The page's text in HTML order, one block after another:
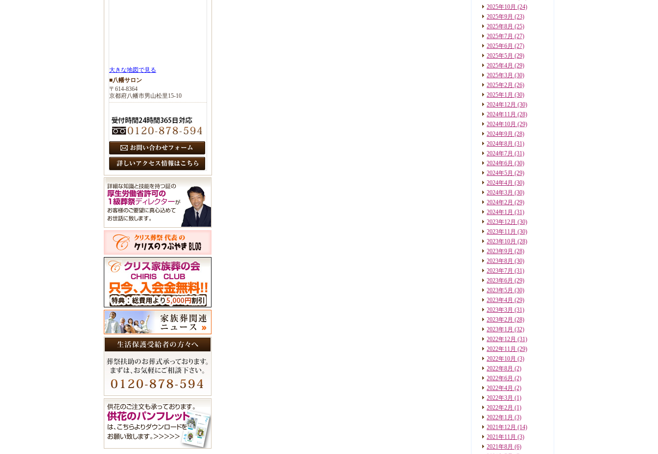
2025年10月 (24)
2025年9月 (23)
2025年8月 (25)
2025年7月 (27)
2025年6月 (27)
2025年5月 (29)
2025年4月 (29)
2025年3月 (30)
2025年2月 (26)
2025年1月 (30)
2024年12月 (30)
2024年11月 (28)
2024年10月 (29)
2024年9月 (28)
2024年8月 (31)
2024年7月 (31)
2024年6月 (30)
2024年5月 (29)
2024年4月 (30)
2024年3月 (30)
2024年2月 (29)
2024年1月 (31)
2023年12月 (30)
2023年11月 (30)
2023年10月 (28)
2023年9月 (28)
2023年8月 (30)
2023年7月 (31)
2023年6月 (29)
2023年5月 (30)
2023年4月 (29)
2023年3月 (31)
2023年2月 (28)
2023年1月 (32)
2022年12月 (31)
2022年11月 (29)
2022年10月 (3)
2022年8月 (2)
2022年6月 (2)
2022年4月 (2)
2022年3月 (1)
2022年2月 (1)
2022年1月 (3)
2021年12月 (14)
2021年11月 (3)
2021年8月 (6)
大きな地図で見る
■八幡サロン
〒614-8364
京都府八幡市男山松里15-10